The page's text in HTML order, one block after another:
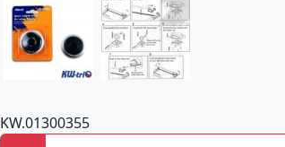
KW.01300355